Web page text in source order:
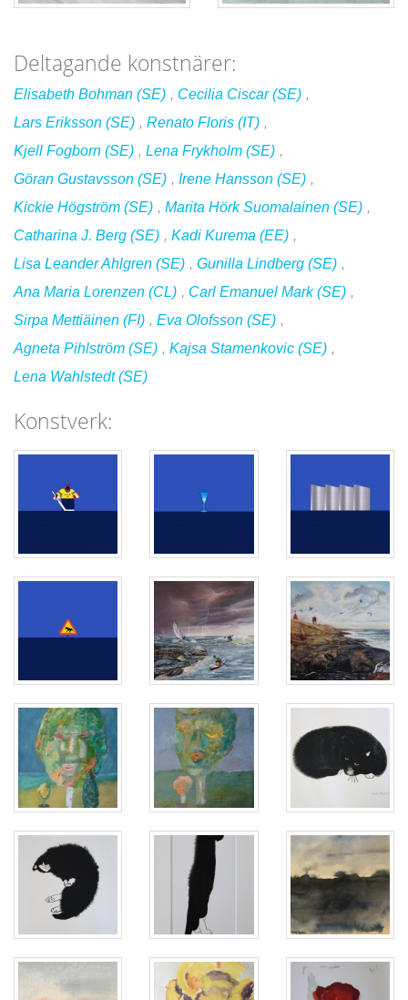
Deltagande konstnärer:
Elisabeth Bohman (SE) , Cecilia Ciscar (SE) ,
Lars Eriksson (SE) , Renato Floris (IT) ,
Kjell Fogborn (SE) , Lena Frykholm (SE) ,
Göran Gustavsson (SE) , Irene Hansson (SE) ,
Kickie Högström (SE) , Marita Hörk Suomalainen (SE) ,
Catharina J. Berg (SE) , Kadi Kurema (EE) ,
Lisa Leander Ahlgren (SE) , Gunilla Lindberg (SE) ,
Ana Maria Lorenzen (CL) , Carl Emanuel Mark (SE) ,
Sirpa Mettiäinen (FI) , Eva Olofsson (SE) ,
Agneta Pihlström (SE) , Kajsa Stamenkovic (SE) ,
Lena Wahlstedt (SE)
Konstverk: